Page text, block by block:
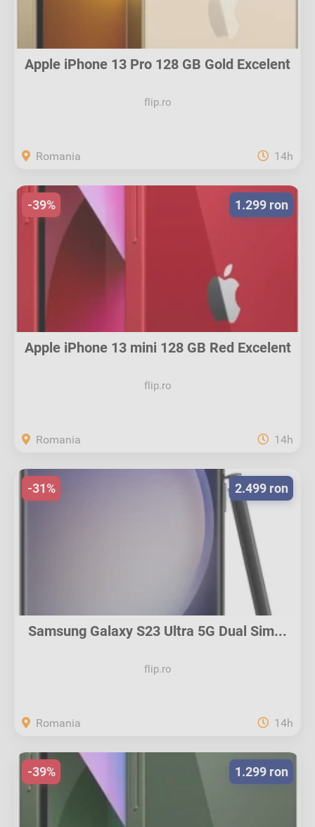
Apple iPhone 13 Pro 128 GB Gold Excelent
flip.ro
Romania 14h
Apple iPhone 13 mini 128 GB Red Excelent
flip.ro
1.299 ron
-39%
Romania 14h
Samsung Galaxy S23 Ultra 5G Dual Sim...
flip.ro
2.499 ron
-31%
Romania 14h
1.299 ron
-39%